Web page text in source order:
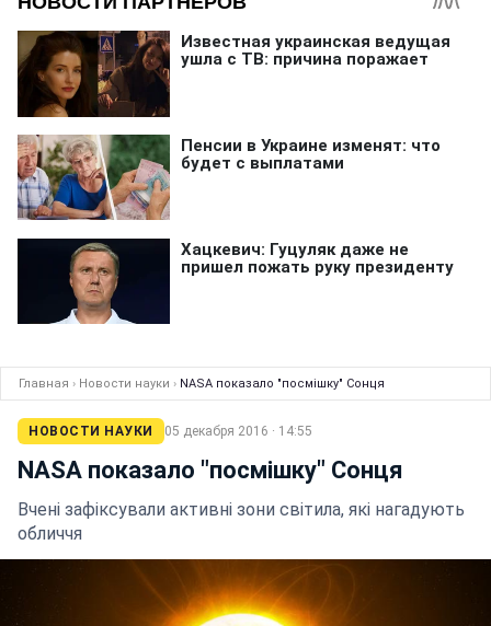
Главная › Новости науки › NASA показало "посмішку" Сонця
НОВОСТИ НАУКИ 05 декабря 2016 · 14:55
NASA показало "посмішку" Сонця
Вчені зафіксували активні зони світила, які нагадують
обличчя